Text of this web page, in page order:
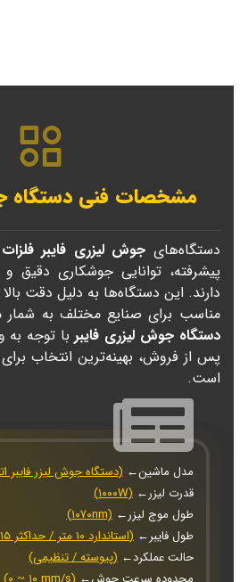
مشخصات فنی دستگاه
دستگاه‌های جوش لیزری فایبر فلزات
پیشرفته، توانایی جوشکاری دقیق و
دارند. این دستگاه‌ها به دلیل دقت
مناسب برای صنایع مختلف به
دستگاه جوش لیزری فایبر با توجه
پس از فروش، بهینه‌ترین انتخاب
است.
(دستگاه جوش لیزر فایبر اتوماتیک)
←مدل ماشین
(۱۰۰۰W)
←قدرت لیزر
(۱۰۷۰nm)
←طول موج لیزر
(استاندارد ۱۰ متر / حداکثر ۱۵ متر)
←طول فایبر
(پیوسته / تنظیمی)
←حالت عملکرد